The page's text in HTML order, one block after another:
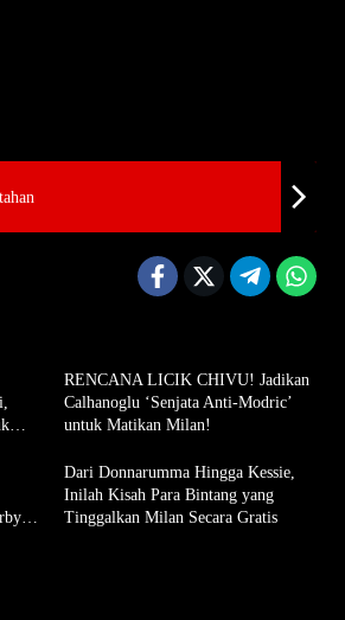
RENCANA LICIK CHIVU! Jadikan
Calhanoglu ‘Senjata Anti-Modric’
untuk Matikan Milan!
Dari Donnarumma Hingga Kessie,
Inilah Kisah Para Bintang yang
Tinggalkan Milan Secara Gratis